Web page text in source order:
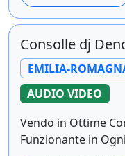
Consolle dj
EMILIA-
AUDIO VIDEO
Vendo in Ottime
Funzionante in